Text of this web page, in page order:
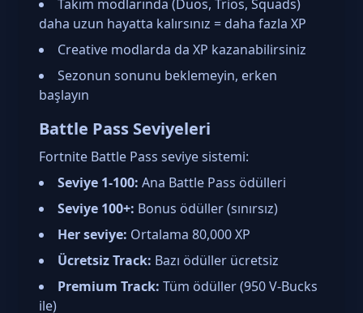
Takım modlarında (Duos, Trios, Squads)
daha uzun hayatta kalırsınız = daha fazla XP
Creative modlarda da XP kazanabilirsiniz
Sezonun sonunu beklemeyin, erken
başlayın
Battle Pass Seviyeleri
Fortnite Battle Pass seviye sistemi:
Seviye 1-100: Ana Battle Pass ödülleri
Seviye 100+: Bonus ödüller (sınırsız)
Her seviye: Ortalama 80,000 XP
Ücretsiz Track: Bazı ödüller ücretsiz
Premium Track: Tüm ödüller (950 V-Bucks
ile)